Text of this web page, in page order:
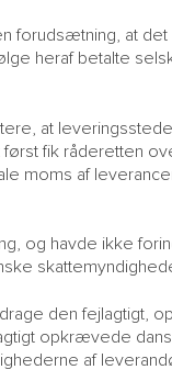
forudsætning, at
heraf betalte
at
fik råderetten
moms af
og havde ikke
den fejlagtigt,
opkrævede
af